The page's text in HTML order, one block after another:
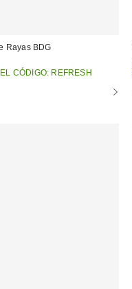
Rayas BDG
CÓDIGO: REFRESH